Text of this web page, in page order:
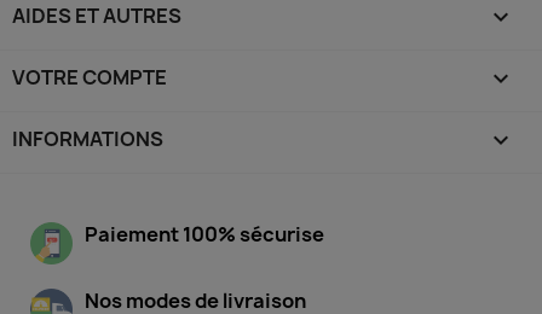
AIDES ET AUTRES 
VOTRE COMPTE 
INFORMATIONS keyboard_arrow_down
Paiement 100% sécurise
Nos modes de livraison